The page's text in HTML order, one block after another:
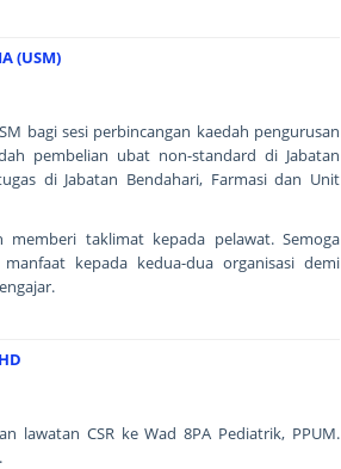
(USM)
bagi sesi perbincangan kaedah pengurusan
pembelian ubat non-standard di Jabatan
di Jabatan Bendahari, Farmasi dan Unit
taklimat kepada pelawat. Semoga
kepada kedua-dua organisasi demi
lawatan CSR ke Wad 8PA Pediatrik, PPUM.